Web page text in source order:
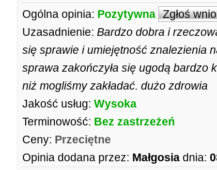
Ogólna opinia: Pozytywna Zgłoś
Uzasadnienie: Bardzo dobra i
się sprawie i umiejętność znalezienia
sprawa zakończyła się ugodą bardzo
niż mogliśmy zakładać. dużo zdrowia
Jakość usług: Wysoka
Terminowość: Bez zastrzeżeń
Ceny: Przeciętne
Opinia dodana przez: Małgosia dnia: